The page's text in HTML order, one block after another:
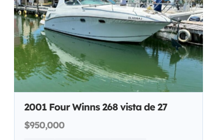
2001 Four Winns 268 vista de 27
$950,000